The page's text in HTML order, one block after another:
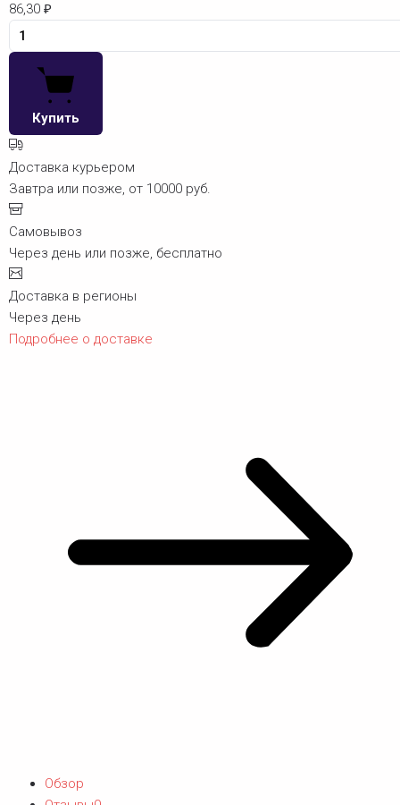
86,30 ₽
Купить
Доставка курьером
Завтра или позже, от 10000 руб.
Самовывоз
Через день или позже, бесплатно
Доставка в регионы
Через день
Подробнее о доставке
Обзор